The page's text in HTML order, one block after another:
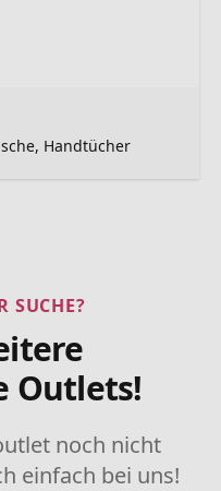
Handtücher
SUCHE?
Outlets!
noch nicht
einfach bei uns!